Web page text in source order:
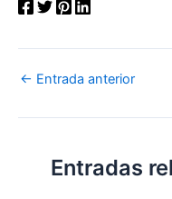
← Entrada anterior
Entradas